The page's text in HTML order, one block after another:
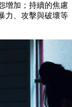
增加；持續的焦慮
力、攻擊與破壞等